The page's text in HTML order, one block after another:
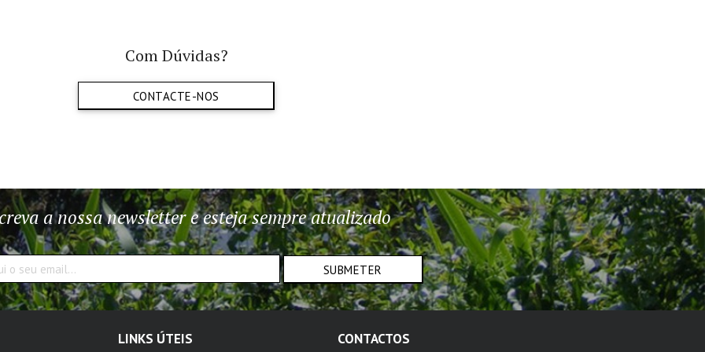
Com Dúvidas?
CONTACTE-NOS
a nossa newsletter e esteja sempre atualizado
SUBMETER
LINKS ÚTEIS CONTACTOS